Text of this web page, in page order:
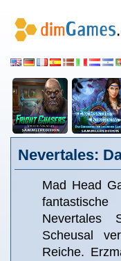
Nevertales:
Mad Head
Nevertales
Scheusal
Reiche.